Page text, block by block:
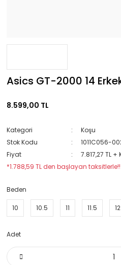
Asics GT-2000 14
8.599,00 TL
Kategori
Koşu
Stok Kodu
1011C056-
Fiyat
7.817,27 TL +
*1.788,59 TL den başlayan taksitlerle!!
Beden
10 10.5 11 11.5 12
Adet